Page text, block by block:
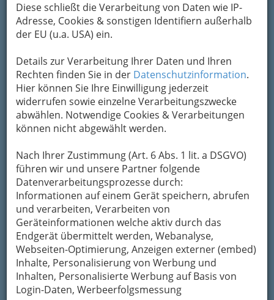
Diese schließt die Verarbeitung von Daten wie IP-
Adresse, Cookies & sonstigen Identifiern außerhalb
der EU (u.a. USA) ein.
Details zur Verarbeitung Ihrer Daten und Ihren
Rechten finden Sie in der Datenschutzinformation.
Hier können Sie Ihre Einwilligung jederzeit
widerrufen sowie einzelne Verarbeitungszwecke
abwählen. Notwendige Cookies & Verarbeitungen
können nicht abgewählt werden.
Nach Ihrer Zustimmung (Art. 6 Abs. 1 lit. a DSGVO)
führen wir und unsere Partner folgende
Datenverarbeitungsprozesse durch:
Informationen auf einem Gerät speichern, abrufen
und verarbeiten, Verarbeiten von
Geräteinformationen welche aktiv durch das
Endgerät übermittelt werden, Webanalyse,
Webseiten-Optimierung, Anzeigen externer (embed)
Inhalte, Personalisierung von Werbung und
Inhalten, Personalisierte Werbung auf Basis von
Login-Daten, Werbeerfolgsmessung
Es naht der 4. Adventsonntag
Zu Ende geht die Zeit Advent,
nun, da der Freude Kerze brennt.
Die Flamme knistert leis und lind:
"Bald ist es da, das heilige Kind!
Und in des Lichterbaumes Pracht
ersteht für euch die Heilige Nacht!"